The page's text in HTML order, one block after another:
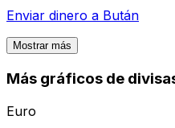
Enviar dinero a Bután
Mostrar más
Más gráficos de
Euro